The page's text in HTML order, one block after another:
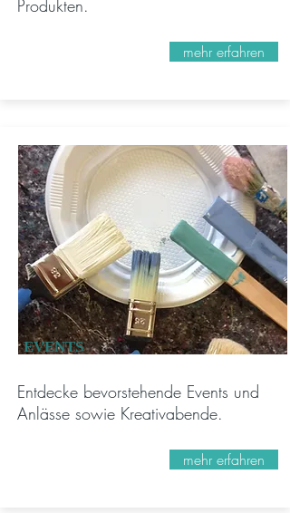
Produkten.
mehr erfahren
EVENTS
Entdecke bevorstehende Events und
Anlässe sowie Kreativabende.
mehr erfahren